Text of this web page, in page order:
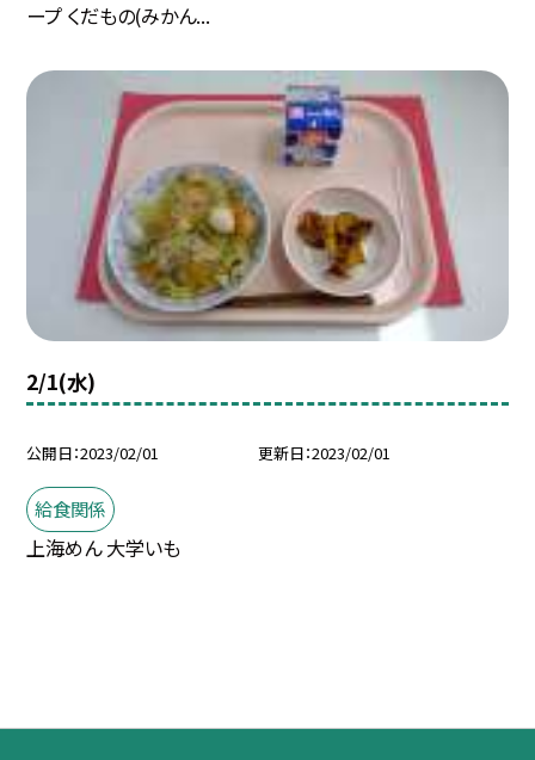
ープ くだもの(みかん...
2/1(水)
公開日 2023/02/01 更新日 2023/02/01
給食関係
上海めん 大学いも